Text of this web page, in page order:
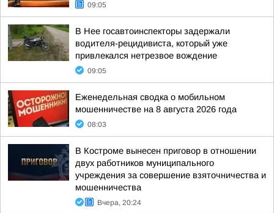
09:05
В Нее госавтоинспекторы задержали
водителя-рецидивиста, который уже
привлекался нетрезвое вождение
09:05
Еженедельная сводка о мобильном
мошенничестве на 8 августа 2026 года
08:03
В Костроме вынесен приговор в отношении
двух работников муниципального
учреждения за совершение взяточничества и
мошенничества
Вчера, 20:24